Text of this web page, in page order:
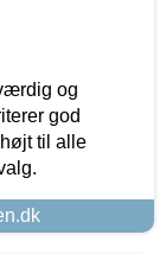
og
god
til alle